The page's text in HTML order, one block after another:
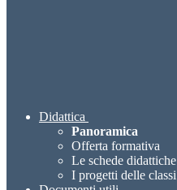
Didattica
Panoramica
Offerta formativa
Le schede didattiche
I progetti delle classi